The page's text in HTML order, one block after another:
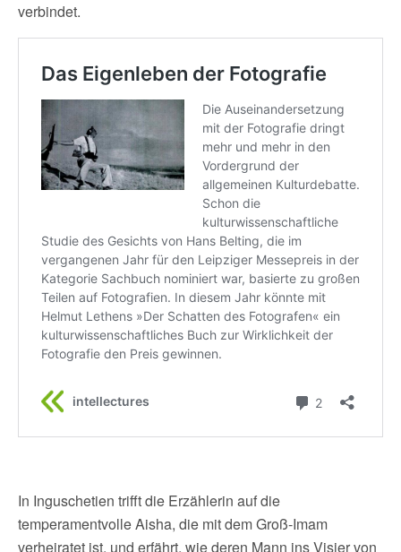
verbindet.
In Inguschetien trifft die Erzählerin auf die
temperamentvolle Aisha, die mit dem Groß-Imam
verheiratet ist, und erfährt, wie deren Mann ins Visier von